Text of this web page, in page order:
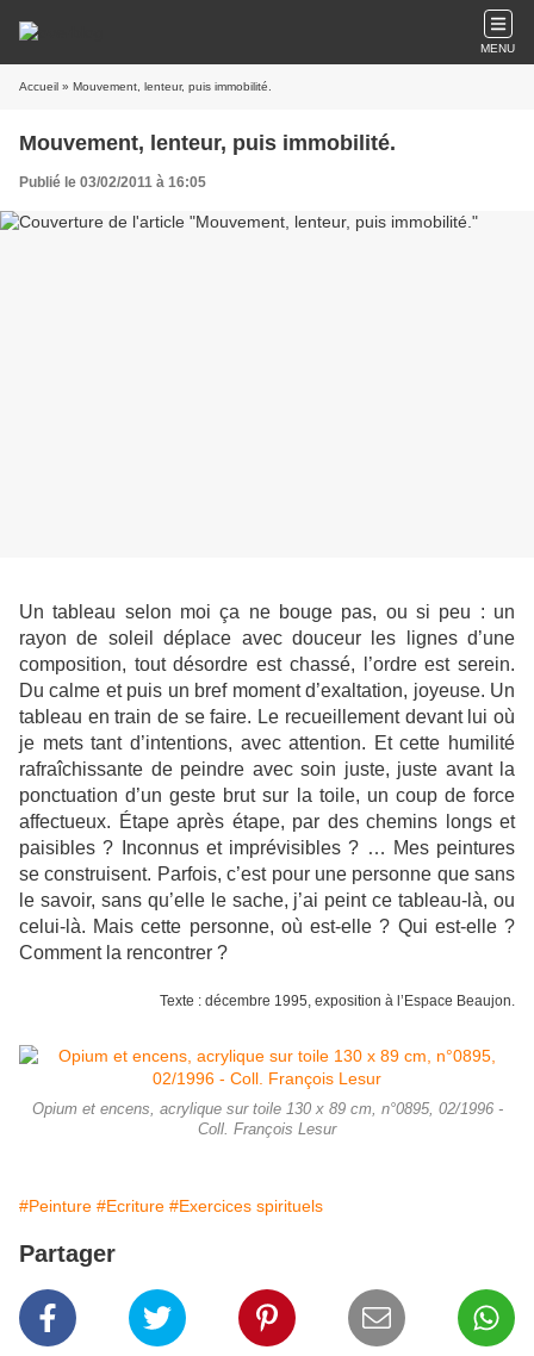
MENU
Accueil » Mouvement, lenteur, puis immobilité.
Mouvement, lenteur, puis immobilité.
Publié le 03/02/2011 à 16:05
Un tableau selon moi ça ne bouge pas, ou si peu : un
rayon de soleil déplace avec douceur les lignes d’une
composition, tout désordre est chassé, l’ordre est serein.
Du calme et puis un bref moment d’exaltation, joyeuse. Un
tableau en train de se faire. Le recueillement devant lui où
je mets tant d’intentions, avec attention. Et cette humilité
rafraîchissante de peindre avec soin juste, juste avant la
ponctuation d’un geste brut sur la toile, un coup de force
affectueux. Étape après étape, par des chemins longs et
paisibles ? Inconnus et imprévisibles ? … Mes peintures
se construisent. Parfois, c’est pour une personne que sans
le savoir, sans qu’elle le sache, j’ai peint ce tableau-là, ou
celui-là. Mais cette personne, où est-elle ? Qui est-elle ?
Comment la rencontrer ?
Texte : décembre 1995, exposition à l’Espace Beaujon.
Opium et encens, acrylique sur toile 130 x 89 cm, n°0895, 02/1996 -
Coll. François Lesur
#Peinture #Ecriture #Exercices spirituels
Partager